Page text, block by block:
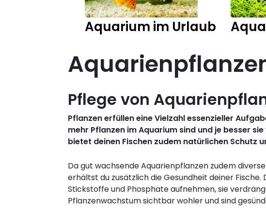
Aquarium im Urlaub
Pflege von
Pflanzen erfüllen eine Vielzahl essenzieller
mehr Pflanzen im Aquarium sind und je besser
bietet deinen Fischen zudem natürlichen Schutz
Da gut wachsende Aquarienpflanzen zudem
erhältst du zusätzlich die Gesundheit deiner
Stickstoffe und Phosphate aufnehmen, sie
Pflanzenwachstum sichtbar wohler und sind